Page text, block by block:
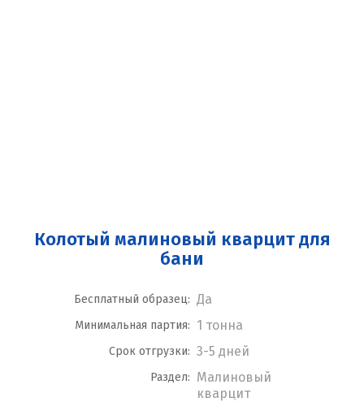
Колотый малиновый кварцит для
бани
Бесплатный образец: Да
Минимальная партия: 1 тонна
Срок отгрузки: 3-5 дней
Раздел: Малиновый
кварцит